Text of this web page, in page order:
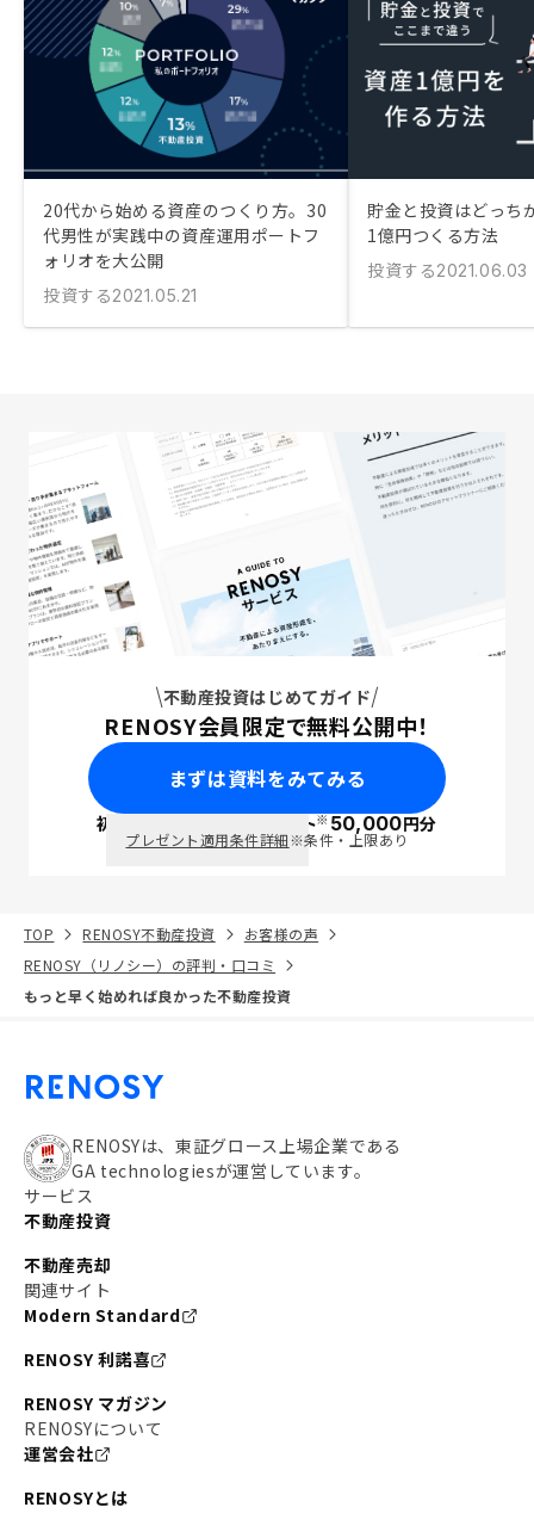
20代から始める資産のつくり方。30
代男性が実践中の資産運用ポートフ
ォリオを大公開
投資する2021.05.21
貯金と投資はどっち
1億円つくる方法
投資する2021.06.03
不動産投資はじめてガイド
RENOSY会員限定で無料公開中！
まずは資料をみてみる
初回面談で ポイント※50,000円分
プレゼント適用条件詳細※条件・上限あり
TOP RENOSY不動産投資
お客様の声
RENOSY（リノシー）の評判・口コミ
もっと早く始めれば良かった不動産投資
RENOSYは、東証グロース上場企業である
GA technologiesが運営しています。
サービス
不動産投資
不動産売却
関連サイト
Modern Standard
RENOSY 利諾喜
RENOSY マガジン
RENOSYについて
運営会社
RENOSYとは